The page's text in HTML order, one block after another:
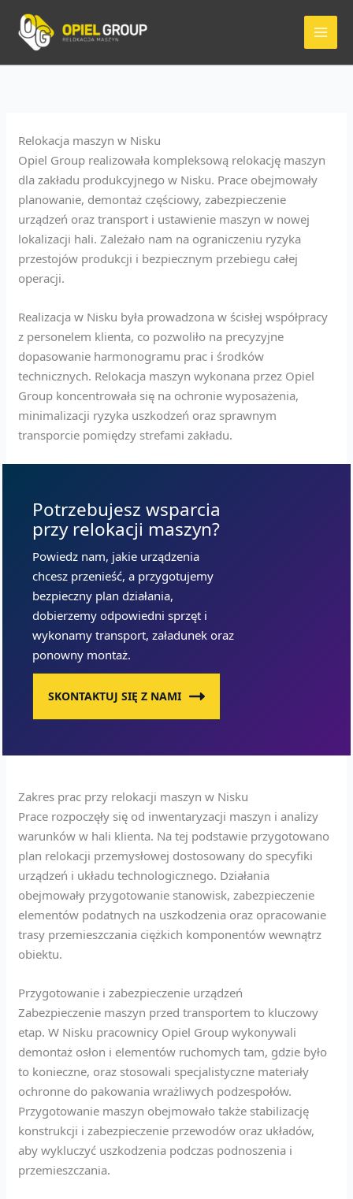
treści
Relokacja maszyn w Nisku
Opiel Group realizowała kompleksową relokację maszyn
dla zakładu produkcyjnego w Nisku. Prace obejmowały
planowanie, demontaż częściowy, zabezpieczenie
urządzeń oraz transport i ustawienie maszyn w nowej
lokalizacji hali. Zależało nam na ograniczeniu ryzyka
przestojów produkcji i bezpiecznym przebiegu całej
operacji.
Realizacja w Nisku była prowadzona w ścisłej współpracy
z personelem klienta, co pozwoliło na precyzyjne
dopasowanie harmonogramu prac i środków
technicznych. Relokacja maszyn wykonana przez Opiel
Group koncentrowała się na ochronie wyposażenia,
minimalizacji ryzyka uszkodzeń oraz sprawnym
transporcie pomiędzy strefami zakładu.
Potrzebujesz wsparcia
przy relokacji maszyn?
Powiedz nam, jakie urządzenia
chcesz przenieść, a przygotujemy
bezpieczny plan działania,
dobierzemy odpowiedni sprzęt i
wykonamy transport, załadunek oraz
ponowny montaż.
SKONTAKTUJ SIĘ Z NAMI
Zakres prac przy relokacji maszyn w Nisku
Prace rozpoczęły się od inwentaryzacji maszyn i analizy
warunków w hali klienta. Na tej podstawie przygotowano
plan relokacji przemysłowej dostosowany do specyfiki
urządzeń i układu technologicznego. Działania
obejmowały przygotowanie stanowisk, zabezpieczenie
elementów podatnych na uszkodzenia oraz opracowanie
trasy przemieszczania ciężkich komponentów wewnątrz
obiektu.
Przygotowanie i zabezpieczenie urządzeń
Zabezpieczenie maszyn przed transportem to kluczowy
etap. W Nisku pracownicy Opiel Group wykonywali
demontaż osłon i elementów ruchomych tam, gdzie było
to konieczne, oraz stosowali specjalistyczne materiały
ochronne do pakowania wrażliwych podzespołów.
Przygotowanie maszyn obejmowało także stabilizację
konstrukcji i zabezpieczenie przewodów oraz układów,
aby wykluczyć uszkodzenia podczas podnoszenia i
przemieszczania.